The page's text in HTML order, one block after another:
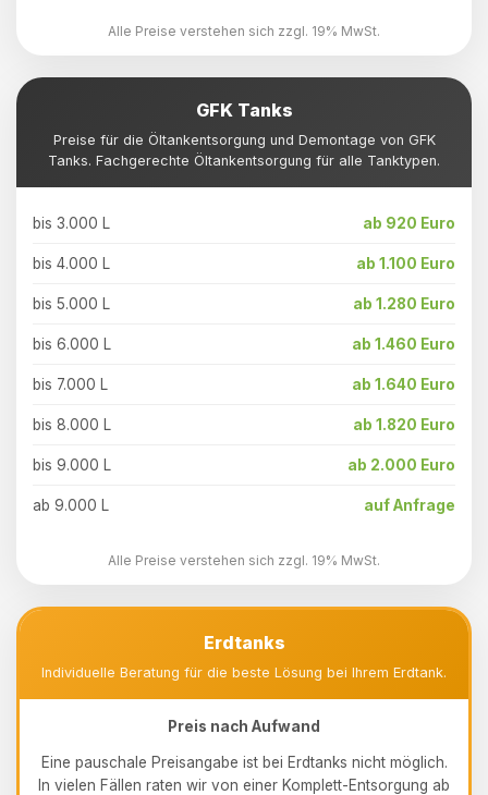
Alle Preise verstehen sich zzgl. 19% MwSt.
GFK Tanks
Preise für die Öltankentsorgung und Demontage von GFK
Tanks. Fachgerechte Öltankentsorgung für alle Tanktypen.
bis 3.000 L ab 920 Euro
bis 4.000 L ab 1.100 Euro
bis 5.000 L ab 1.280 Euro
bis 6.000 L ab 1.460 Euro
bis 7.000 L ab 1.640 Euro
bis 8.000 L ab 1.820 Euro
bis 9.000 L ab 2.000 Euro
ab 9.000 L auf Anfrage
Alle Preise verstehen sich zzgl. 19% MwSt.
Erdtanks
Individuelle Beratung für die beste Lösung bei Ihrem Erdtank.
Preis nach Aufwand
Eine pauschale Preisangabe ist bei Erdtanks nicht möglich.
In vielen Fällen raten wir von einer Komplett-Entsorgung ab